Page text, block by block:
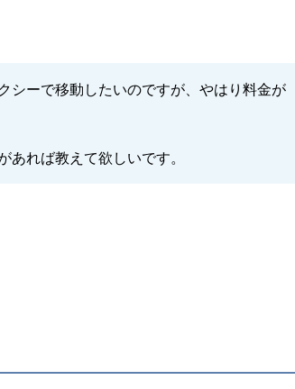
シーで移動したいのですが、やはり料金が
あれば教えて欲しいです。